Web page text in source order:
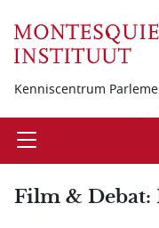
Kenniscentrum
Open
Film & Debat: